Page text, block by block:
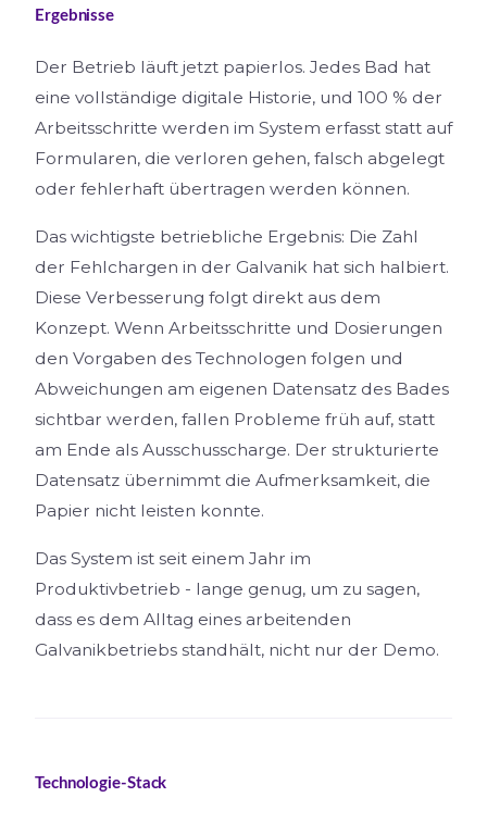
Ergebnisse
Der Betrieb läuft jetzt papierlos. Jedes Bad hat
eine vollständige digitale Historie, und 100 % der
Arbeitsschritte werden im System erfasst statt auf
Formularen, die verloren gehen, falsch abgelegt
oder fehlerhaft übertragen werden können.
Das wichtigste betriebliche Ergebnis: Die Zahl
der Fehlchargen in der Galvanik hat sich halbiert.
Diese Verbesserung folgt direkt aus dem
Konzept. Wenn Arbeitsschritte und Dosierungen
den Vorgaben des Technologen folgen und
Abweichungen am eigenen Datensatz des Bades
sichtbar werden, fallen Probleme früh auf, statt
am Ende als Ausschusscharge. Der strukturierte
Datensatz übernimmt die Aufmerksamkeit, die
Papier nicht leisten konnte.
Das System ist seit einem Jahr im
Produktivbetrieb - lange genug, um zu sagen,
dass es dem Alltag eines arbeitenden
Galvanikbetriebs standhält, nicht nur der Demo.
Technologie-Stack